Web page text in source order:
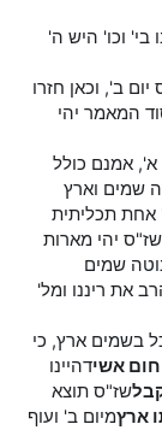
בי' וכו' היש ה'
ב', וכאן חזרו
המאמר יהי
אמנם כולל
שמים וארץ
אחת תכליתית
יהי מארות
שמים
את ריננו ומל'
בשמים ארץ, כי
חום אשידהיינו
שז"ס תוצא
ארץמיום ב' ועוף